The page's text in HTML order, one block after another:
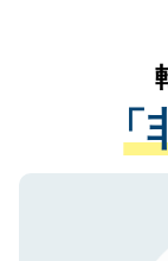
は、個
管理基
る、プ
で、機
かがい
経験を
させて
ない方
ので、